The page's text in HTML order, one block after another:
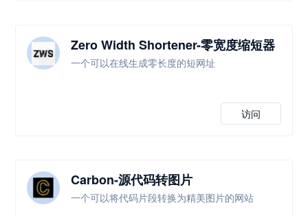
Zero Width Shortener-零宽度缩短器
一个可以在线生成零长度的短网址
访问
Carbon-源代码转图片
一个可以将代码片段转换为精美图片的网站